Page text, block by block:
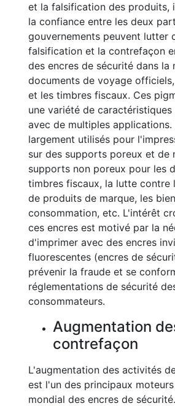
et la falsification des produits,
la confiance entre les deux
gouvernements peuvent lutter
falsification et la contrefaçon
des encres de sécurité dans la
documents de voyage
et les timbres fiscaux. Ces
une variété de
avec de multiples applications.
largement utilisés pour
sur des supports poreux et de
supports non poreux pour les
timbres fiscaux, la lutte contre
de produits de marque, les
consommation, etc. L'intérêt
ces encres est motivé par la
d'imprimer avec des encres
fluorescentes (encres de
prévenir la fraude et se
réglementations de sécurité
consommateurs.
Augmentation
contrefaçon
L'augmentation des activités
est l'un des principaux
mondial des encres de